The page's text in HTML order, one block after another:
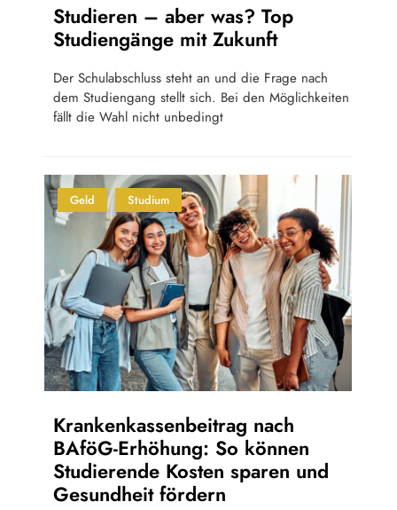
Studieren – aber was? Top
Studiengänge mit Zukunft
Der Schulabschluss steht an und die Frage nach
dem Studiengang stellt sich. Bei den Möglichkeiten
fällt die Wahl nicht unbedingt
Geld Studium
Krankenkassenbeitrag nach
BAföG-Erhöhung: So können
Studierende Kosten sparen und
Gesundheit fördern